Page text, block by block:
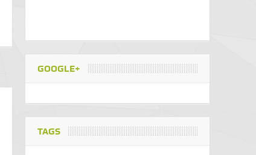
GOOGLE+
TAGS